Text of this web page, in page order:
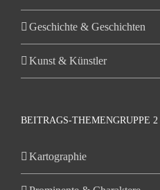
Geschichte & Geschichten
Kunst & Künstler
BEITRAGS-THEMENGRUPPE 2
Kartographie